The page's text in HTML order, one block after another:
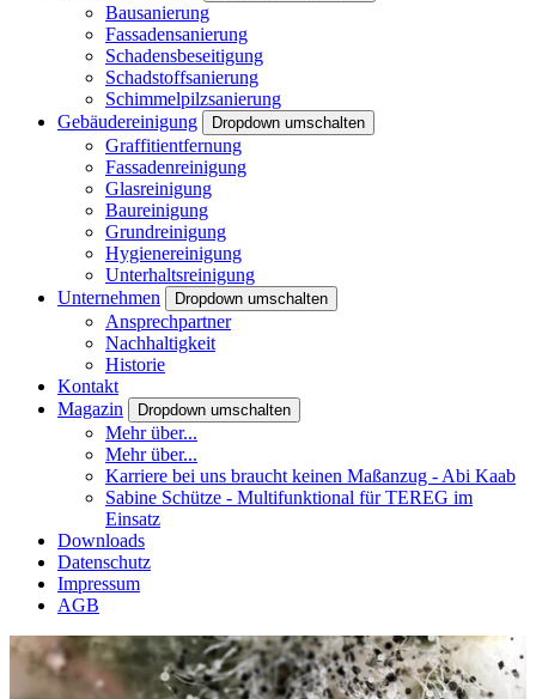
Bausanierung
Fassadensanierung
Schadensbeseitigung
Schadstoffsanierung
Schimmelpilzsanierung
Gebäudereinigung
Dropdown umschalten
Graffitientfernung
Fassadenreinigung
Glasreinigung
Baureinigung
Grundreinigung
Hygienereinigung
Unterhaltsreinigung
Unternehmen
Dropdown umschalten
Ansprechpartner
Nachhaltigkeit
Historie
Kontakt
Magazin
Dropdown umschalten
Mehr über...
Mehr über...
Karriere bei uns braucht keinen Maßanzug - Abi Kaab
Sabine Schütze - Multifunktional für TEREG im
Einsatz
Downloads
Datenschutz
Impressum
AGB